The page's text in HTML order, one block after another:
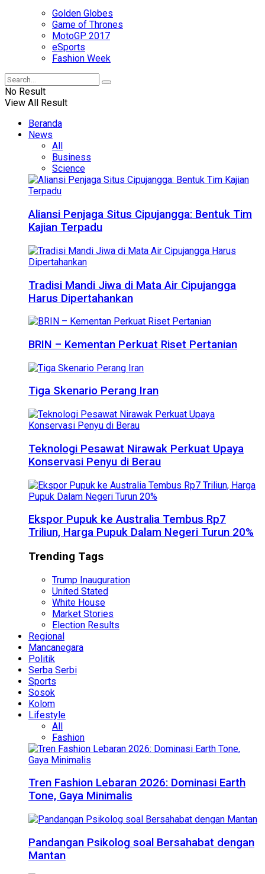
Golden Globes
Game of Thrones
MotoGP 2017
eSports
Fashion Week
No Result
View All Result
Beranda
News
All
Business
Science
Aliansi Penjaga Situs Cipujangga: Bentuk Tim
Kajian Terpadu
Tradisi Mandi Jiwa di Mata Air Cipujangga
Harus Dipertahankan
BRIN – Kementan Perkuat Riset Pertanian
Tiga Skenario Perang Iran
Teknologi Pesawat Nirawak Perkuat Upaya
Konservasi Penyu di Berau
Ekspor Pupuk ke Australia Tembus Rp7
Triliun, Harga Pupuk Dalam Negeri Turun 20%
Trending Tags
Trump Inauguration
United Stated
White House
Market Stories
Election Results
Regional
Mancanegara
Politik
Serba Serbi
Sports
Sosok
Kolom
Lifestyle
All
Fashion
Tren Fashion Lebaran 2026: Dominasi Earth
Tone, Gaya Minimalis
Pandangan Psikolog soal Bersahabat dengan
Mantan